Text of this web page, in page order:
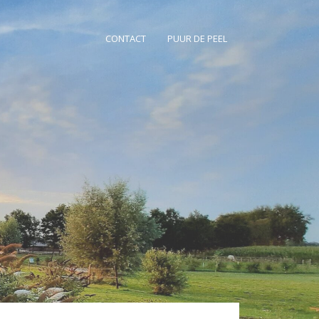
CONTACT PUUR DE PEEL